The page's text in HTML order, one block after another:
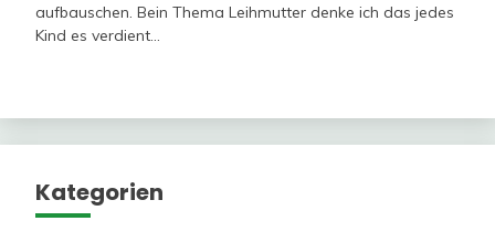
aufbauschen. Bein Thema Leihmutter denke ich das jedes
Kind es verdient…
Kategorien